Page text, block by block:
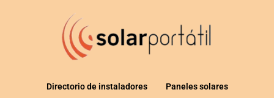
Directorio de instaladores Paneles solares